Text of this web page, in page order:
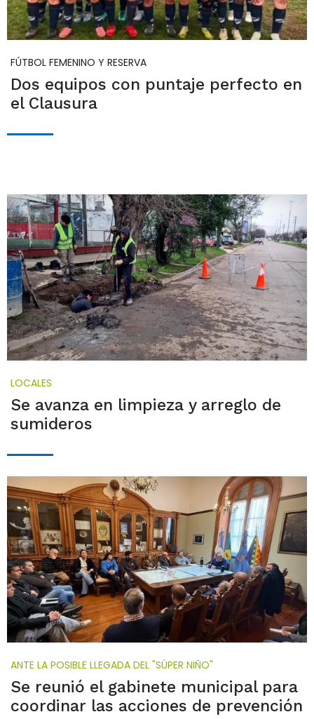
FÚTBOL FEMENINO Y RESERVA
Dos equipos con puntaje perfecto en
el Clausura
LOCALES
Se avanza en limpieza y arreglo de
sumideros
ANTE LA POSIBLE LLEGADA DEL "SÚPER NIÑO"
Se reunió el gabinete municipal para
coordinar las acciones de prevención